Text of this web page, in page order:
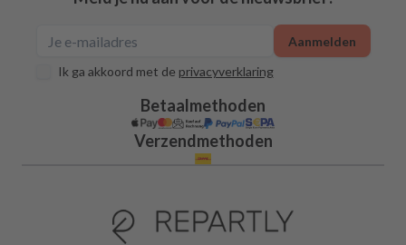
Ik ga akkoord met de privacyverklaring
Aanmelden
Betaalmethoden
Verzendmethoden